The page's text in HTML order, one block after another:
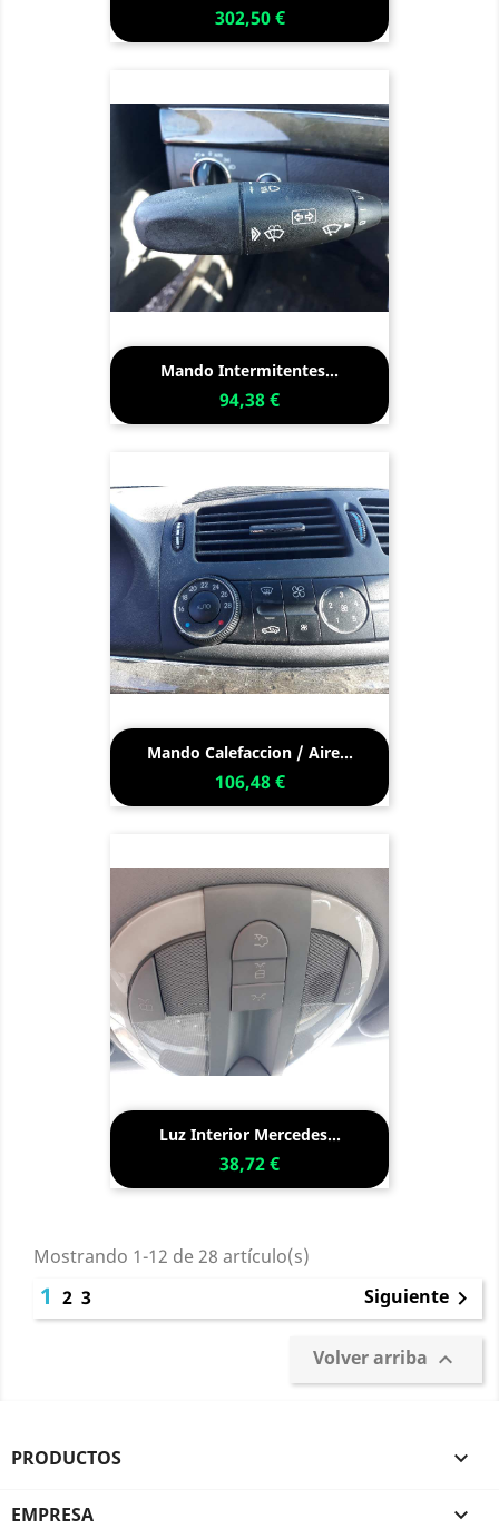
302,50 €
Mando Intermitentes...
94,38 €
Mando Calefaccion / Aire...
106,48 €
Luz Interior Mercedes...
38,72 €
Mostrando 1-12 de 28 artículo(s)
1 2 3 Siguiente 
Volver arriba 
PRODUCTOS 
EMPRESA 